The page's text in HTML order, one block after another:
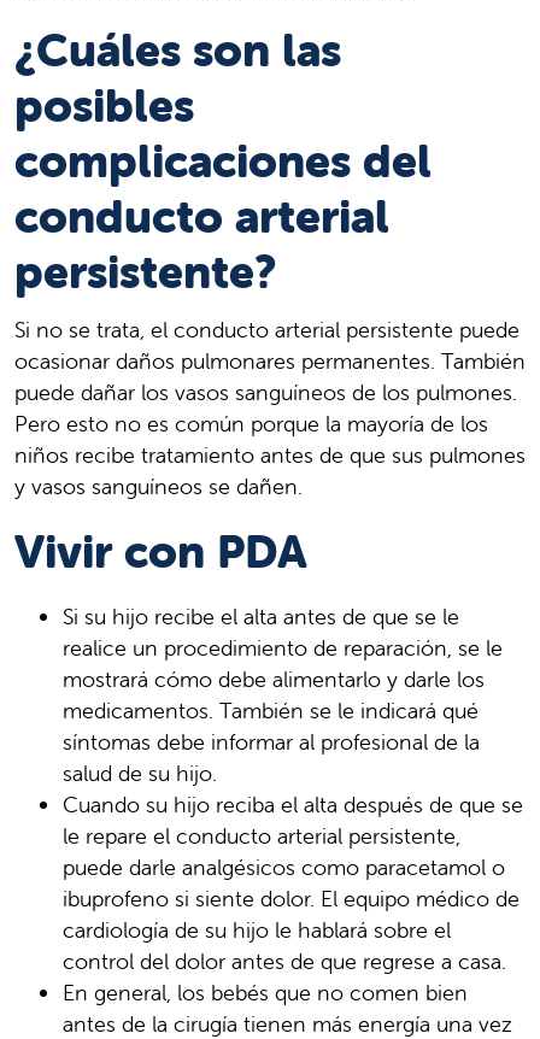
¿Cuáles son las
posibles
complicaciones del
conducto arterial
persistente?
Si no se trata, el conducto arterial persistente puede
ocasionar daños pulmonares permanentes. También
puede dañar los vasos sanguíneos de los pulmones.
Pero esto no es común porque la mayoría de los
niños recibe tratamiento antes de que sus pulmones
y vasos sanguíneos se dañen.
Vivir con PDA
Si su hijo recibe el alta antes de que se le
realice un procedimiento de reparación, se le
mostrará cómo debe alimentarlo y darle los
medicamentos. También se le indicará qué
síntomas debe informar al profesional de la
salud de su hijo.
Cuando su hijo reciba el alta después de que se
le repare el conducto arterial persistente,
puede darle analgésicos como paracetamol o
ibuprofeno si siente dolor. El equipo médico de
cardiología de su hijo le hablará sobre el
control del dolor antes de que regrese a casa.
En general, los bebés que no comen bien
antes de la cirugía tienen más energía una vez